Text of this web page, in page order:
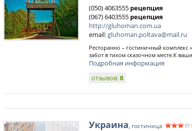
(050) 4063555 рецепция
(067) 6403555 рецепция
http://gluhoman.com.ua
email: gluhoman.poltava@mail.ru
Ресторанно – гостиничный комплекс
забот в тихом сказочном месте.К
Подробная информация
отзывов:8
Украина, гостиница